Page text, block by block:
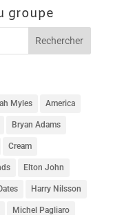
groupe
Myles America
Bryan Adams
Cream
Elton John
Harry Nilsson
Michel Pagliaro